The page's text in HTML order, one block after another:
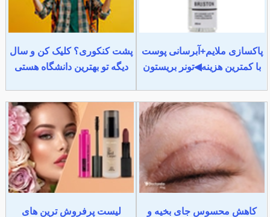
پاکسازی ملایم+آبرسانی پوست
با کمترین هزینه◀تونر بریستون
پشت کنکوری؟ کلیک کن و سال
دیگه تو بهترین دانشگاه هستی
کاهش محسوس جای بخیه و
لیست پرفروش ترین های